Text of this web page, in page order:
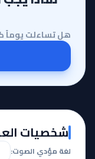
شخصيات
لغة مؤدي الصوت: